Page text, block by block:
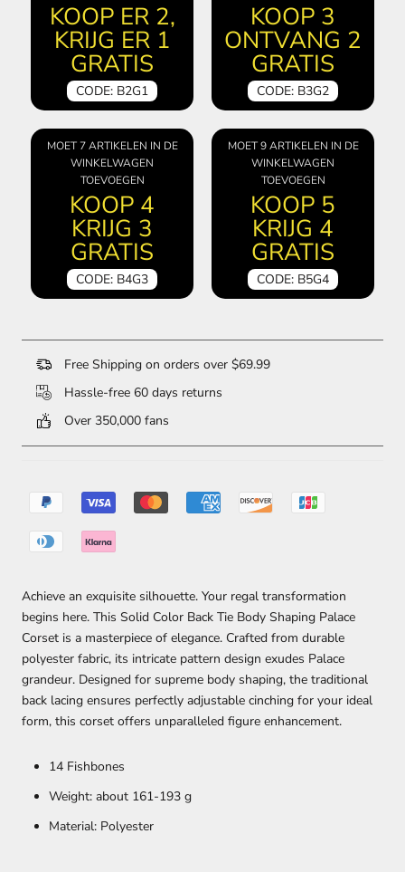
KOOP ER 2,
KRIJG ER 1
GRATIS
CODE: B2G1
KOOP 3
ONTVANG 2
GRATIS
CODE: B3G2
MOET 7 ARTIKELEN IN DE
WINKELWAGEN
TOEVOEGEN
KOOP 4
KRIJG 3
GRATIS
CODE: B4G3
MOET 9 ARTIKELEN IN DE
WINKELWAGEN
TOEVOEGEN
KOOP 5
KRIJG 4
GRATIS
CODE: B5G4
Free Shipping on orders over $69.99
Hassle-free 60 days returns
Over 350,000 fans
Achieve an exquisite silhouette. Your regal transformation
begins here. This Solid Color Back Tie Body Shaping Palace
Corset is a masterpiece of elegance. Crafted from durable
polyester fabric, its intricate pattern design exudes Palace
grandeur. Designed for supreme body shaping, the traditional
back lacing ensures perfectly adjustable cinching for your ideal
form, this corset offers unparalleled figure enhancement.
14 Fishbones
Weight: about 161-193 g
Material: Polyester